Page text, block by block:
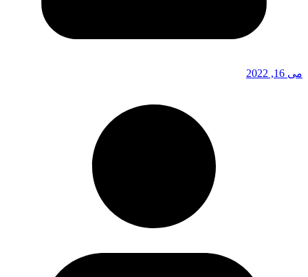
می 16, 2022